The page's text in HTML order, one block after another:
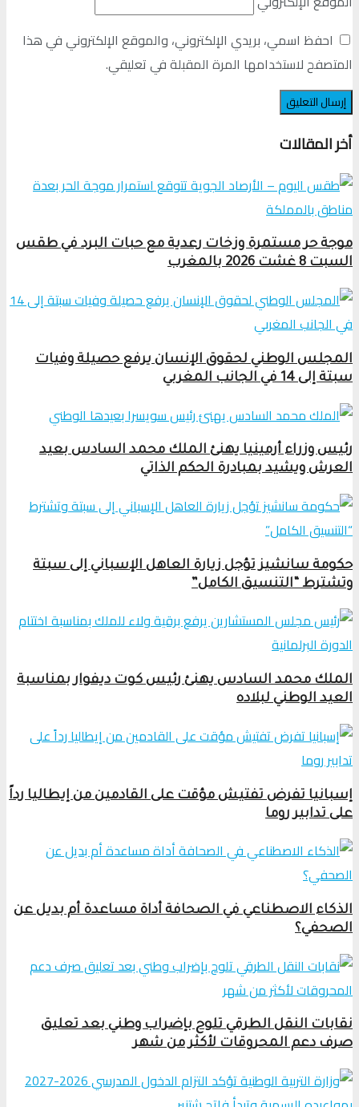
احفظ اسمي، بريدي الإلكتروني، والموقع الإلكتروني في هذا
المتصفح لاستخدامها المرة المقبلة في تعليقي.
أخر المقالات
موجة حر مستمرة وزخات رعدية مع حبات البرد في طقس
السبت 8 غشت 2026 بالمغرب
المجلس الوطني لحقوق الإنسان يرفع حصيلة وفيات
سبتة إلى 14 في الجانب المغربي
رئيس وزراء أرمينيا يهنئ الملك محمد السادس بعيد
العرش ويشيد بمبادرة الحكم الذاتي
حكومة سانشيز تؤجل زيارة العاهل الإسباني إلى سبتة
وتشترط “التنسيق الكامل”
الملك محمد السادس يهنئ رئيس كوت ديفوار بمناسبة
العيد الوطني لبلاده
إسبانيا تفرض تفتيش مؤقت على القادمين من إيطاليا رداً
على تدابير روما
الذكاء الاصطناعي في الصحافة أداة مساعدة أم بديل عن
الصحفي؟
نقابات النقل الطرقي تلوح بإضراب وطني بعد تعليق
صرف دعم المحروقات لأكثر من شهر